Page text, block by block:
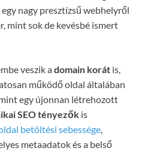
nagy presztízsű webhelyről
mint sok de kevésbé ismert
veszik adomain korát is,
működő oldal általában
egy újonnan létrehozott
SEO tényezők is
betöltési sebessége,
metaadatok és a belső